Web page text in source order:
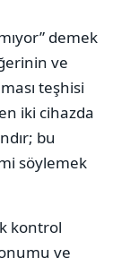
demek
ve
teşhisi
iki cihazda
bu
söylemek
kontrol
ve